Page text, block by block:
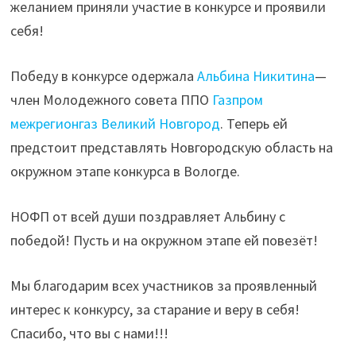
желанием приняли участие в конкурсе и проявили
себя!
Победу в конкурсе одержалаАльбина Никитина—
член Молодежного совета ППО Газпром
межрегионгаз Великий Новгород. Теперь ей
предстоит представлять Новгородскую область на
окружном этапе конкурса в Вологде.
НОФП от всей души поздравляет Альбину с
победой! Пусть и на окружном этапе ей повезёт!
Мы благодарим всех участников за проявленный
интерес к конкурсу, за старание и веру в себя!
Спасибо, что вы с нами!!!